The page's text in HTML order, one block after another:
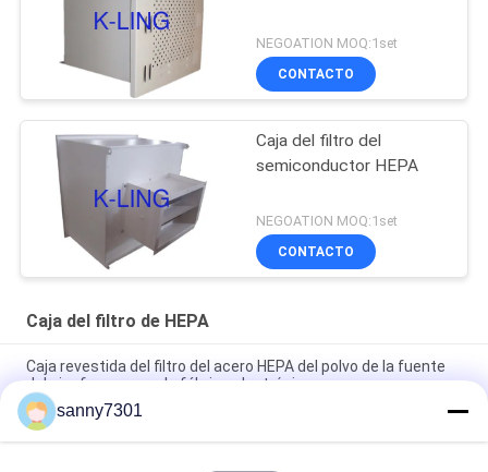
NEGOATION MOQ:1set
CONTACTO
Caja del filtro del
semiconductor HEPA
NEGOATION MOQ:1set
CONTACTO
Caja del filtro de HEPA
Caja revestida del filtro del acero HEPA del polvo de la fuente
del aire fresco para la fábrica electrónica
Reemplazo disponible de la caja del filtro de aire de la eficacia
alta HEPA para el sitio limpio
sanny7301